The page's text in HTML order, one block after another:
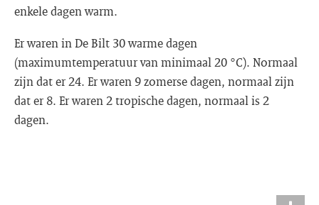
enkele dagen warm.
Er waren in De Bilt 30 warme dagen
(maximumtemperatuur van minimaal 20 °C). Normaal
zijn dat er 24. Er waren 9 zomerse dagen, normaal zijn
dat er 8. Er waren 2 tropische dagen, normaal is 2
dagen.